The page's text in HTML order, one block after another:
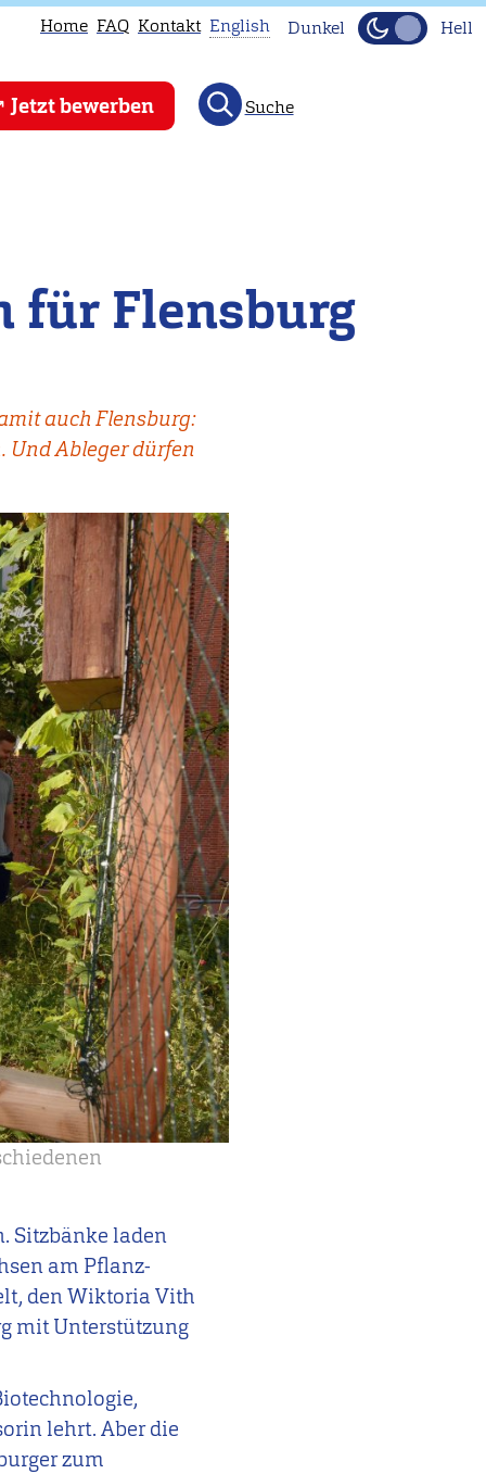
Home FAQ Kontakt
This
page
Head
to
English Dunkel Hell
Jetzt bewerben Suche
für Flensburg
auch Flensburg:
Und Ableger dürfen
Sitzbänke laden
am Pflanz-
den Wiktoria Vith
mit Unterstützung
lehrt. Aber die
zum